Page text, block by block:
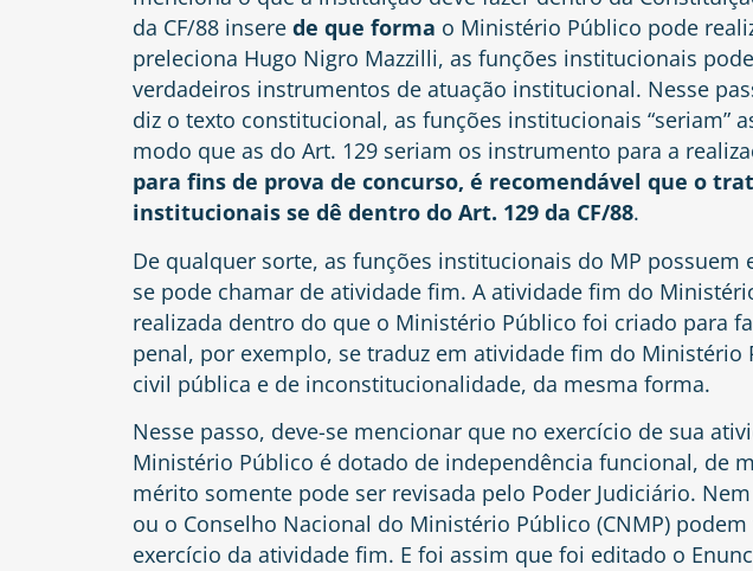
da CF/88 insere de que forma o Ministério Público pode
preleciona Hugo Nigro Mazzilli, as funções institucionais
verdadeiros instrumentos de atuação institucional. Nesse
diz o texto constitucional, as funções institucionais “seriam”
modo que as do Art. 129 seriam os instrumento para a
para fins de prova de concurso, é recomendável que o
institucionais se dê dentro do Art. 129 da CF/88.
De qualquer sorte, as funções institucionais do MP possuem
se pode chamar de atividade fim. A atividade fim do
realizada dentro do que o Ministério Público foi criado para
penal, por exemplo, se traduz em atividade fim do Ministério
civil pública e de inconstitucionalidade, da mesma forma.
Nesse passo, deve-se mencionar que no exercício de sua
Ministério Público é dotado de independência funcional, de
mérito somente pode ser revisada pelo Poder Judiciário.
ou o Conselho Nacional do Ministério Público (CNMP)
exercício da atividade fim. E foi assim que foi editado o